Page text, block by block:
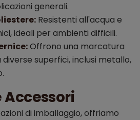
generali.
Resistenti all'acqua e
ideali per ambienti difficili.
Offrono una marcatura
superfici, inclusi metallo,
Accessori
di imballaggio, offriamo